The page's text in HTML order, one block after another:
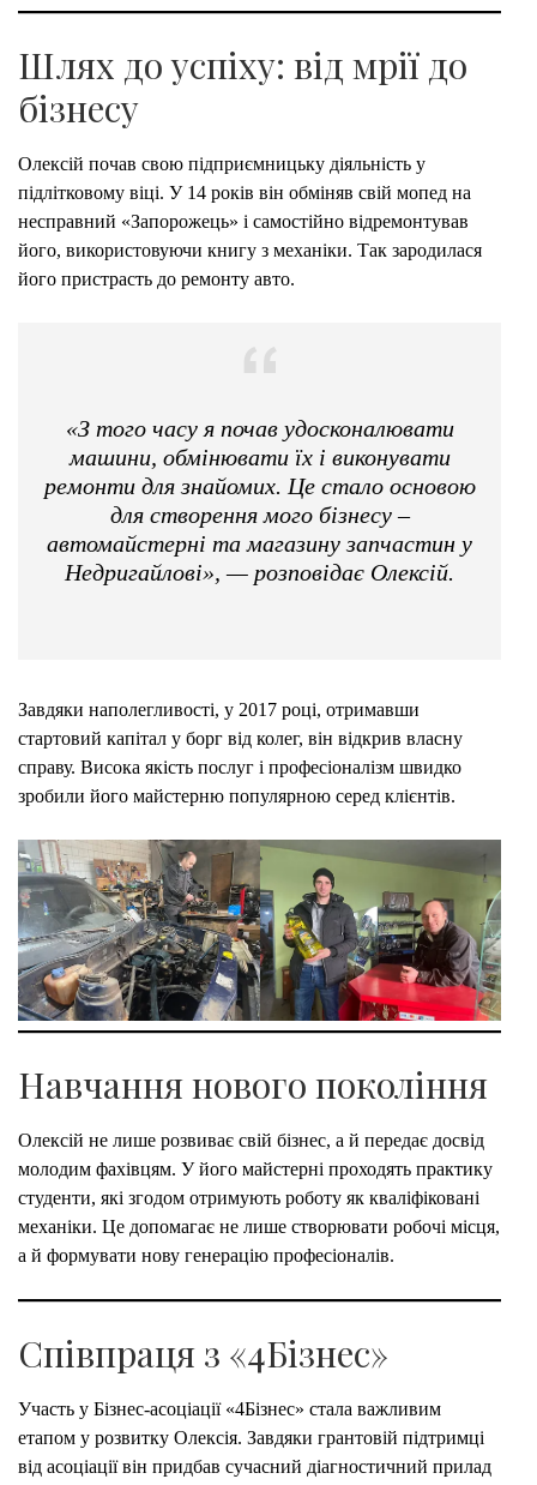
Шлях до успіху: від мрії до
бізнесу
Олексій почав свою підприємницьку діяльність у
підлітковому віці. У 14 років він обміняв свій мопед на
несправний «Запорожець» і самостійно відремонтував
його, використовуючи книгу з механіки. Так зародилася
його пристрасть до ремонту авто.
«З того часу я почав удосконалювати
машини, обмінювати їх і виконувати
ремонти для знайомих. Це стало основою
для створення мого бізнесу –
автомайстерні та магазину запчастин у
Недригайлові», — розповідає Олексій.
Завдяки наполегливості, у 2017 році, отримавши
стартовий капітал у борг від колег, він відкрив власну
справу. Висока якість послуг і професіоналізм швидко
зробили його майстерню популярною серед клієнтів.
Навчання нового покоління
Олексій не лише розвиває свій бізнес, а й передає досвід
молодим фахівцям. У його майстерні проходять практику
студенти, які згодом отримують роботу як кваліфіковані
механіки. Це допомагає не лише створювати робочі місця,
а й формувати нову генерацію професіоналів.
Співпраця з «4Бізнес»
Участь у Бізнес-асоціації «4Бізнес» стала важливим
етапом у розвитку Олексія. Завдяки грантовій підтримці
від асоціації він придбав сучасний діагностичний прилад